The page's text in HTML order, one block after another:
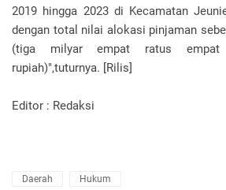
2019 hingga 2023 di Kecamatan
dengan total nilai alokasi pinjaman
(tiga milyar empat ratus
rupiah)",tuturnya. [Rilis]
Editor : Redaksi
Daerah Hukum